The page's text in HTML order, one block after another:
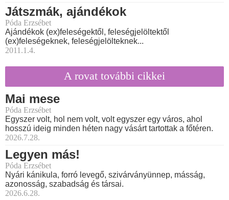
Játszmák, ajándékok
Póda Erzsébet
Ajándékok (ex)feleségektől, feleségjelöltektől
(ex)feleségeknek, feleségjelölteknek...
2011.1.4.
A rovat további cikkei
Mai mese
Póda Erzsébet
Egyszer volt, hol nem volt, volt egyszer egy város, ahol
hosszú ideig minden héten nagy vásárt tartottak a főtéren.
2026.7.28.
Legyen más!
Póda Erzsébet
Nyári kánikula, forró levegő, szivárványünnep, másság,
azonosság, szabadság és társai.
2026.6.28.